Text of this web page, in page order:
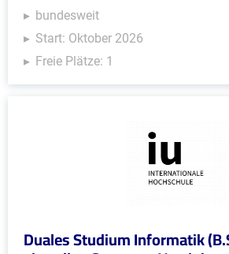
bundesweit
Start: Oktober 2026
Freie Plätze: 1
Duales Studium Informatik